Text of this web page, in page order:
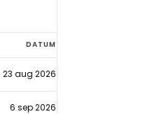
DATUM
23 aug 2026
6 sep 2026